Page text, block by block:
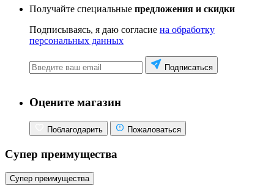
Получайте специальные предложения и скидки
Подписываясь, я даю согласие на обработку
персональных данных
Подписаться
Оцените магазин
Поблагодарить Пожаловаться
Супер преимущества
Супер преимущества